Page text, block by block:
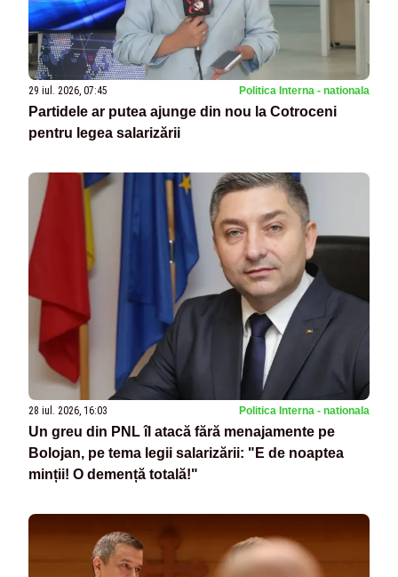
29 iul. 2026, 07:45 Politica Interna - nationala
Partidele ar putea ajunge din nou la Cotroceni
pentru legea salarizării
28 iul. 2026, 16:03 Politica Interna - nationala
Un greu din PNL îl atacă fără menajamente pe
Bolojan, pe tema legii salarizării: "E de noaptea
minții! O demență totală!"